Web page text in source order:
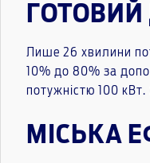
Лише 26 хвилини
10% до 80% за
потужністю 100 кВт.
МІСЬКА